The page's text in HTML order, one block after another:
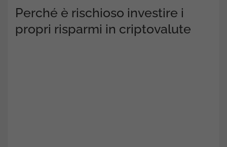
Perché è rischioso investire i
propri risparmi in criptovalute